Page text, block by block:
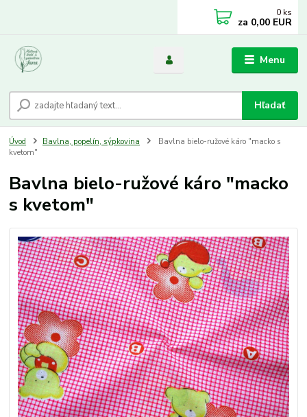
Menu
Hľadať
0 ks
za 0,00 EUR
Úvod Bavlna, popelín, sýpkovina
Bavlna bielo-ružové káro "macko s
kvetom"
Bavlna bielo-ružové káro "macko
s kvetom"